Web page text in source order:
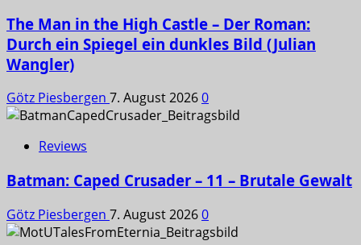
The Man in the High Castle – Der Roman:
Durch ein Spiegel ein dunkles Bild (Julian
Wangler)
Götz Piesbergen 7. August 20260
Reviews
Batman: Caped Crusader – 11 – Brutale Gewalt
Götz Piesbergen 7. August 20260